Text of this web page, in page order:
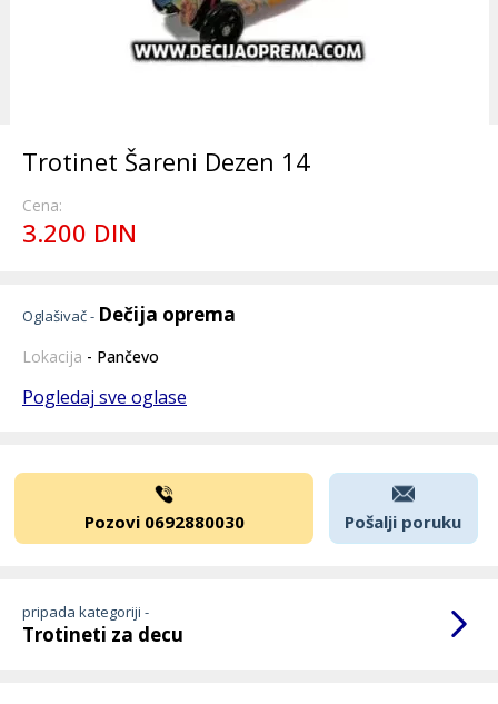
Trotinet Šareni Dezen 14
Cena:
3.200 DIN
Oglašivač - Dečija oprema
Lokacija - Pančevo
Pogledaj sve oglase
Pozovi 0692880030 Pošalji poruku
pripada kategoriji -
Trotineti za decu